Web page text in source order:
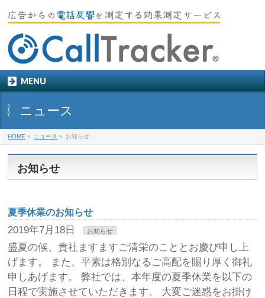
MENU
ニュース
HOME » ニュース » お知らせ
お知らせ
夏季休業のお知らせ
2019年7月18日 お知らせ
盛夏の候、貴社ますますご清栄のこととお慶び申し上
げます。 また、平素は格別なるご高配を賜り厚く御礼
申しあげます。 弊社では、本年度の夏季休業を以下の
日程で実施させていただきます。 大変ご迷惑をお掛け